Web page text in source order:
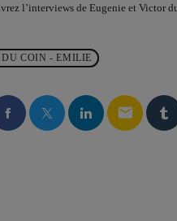
l’interviews de Eugenie et Victor
COIN - EMILIE
email